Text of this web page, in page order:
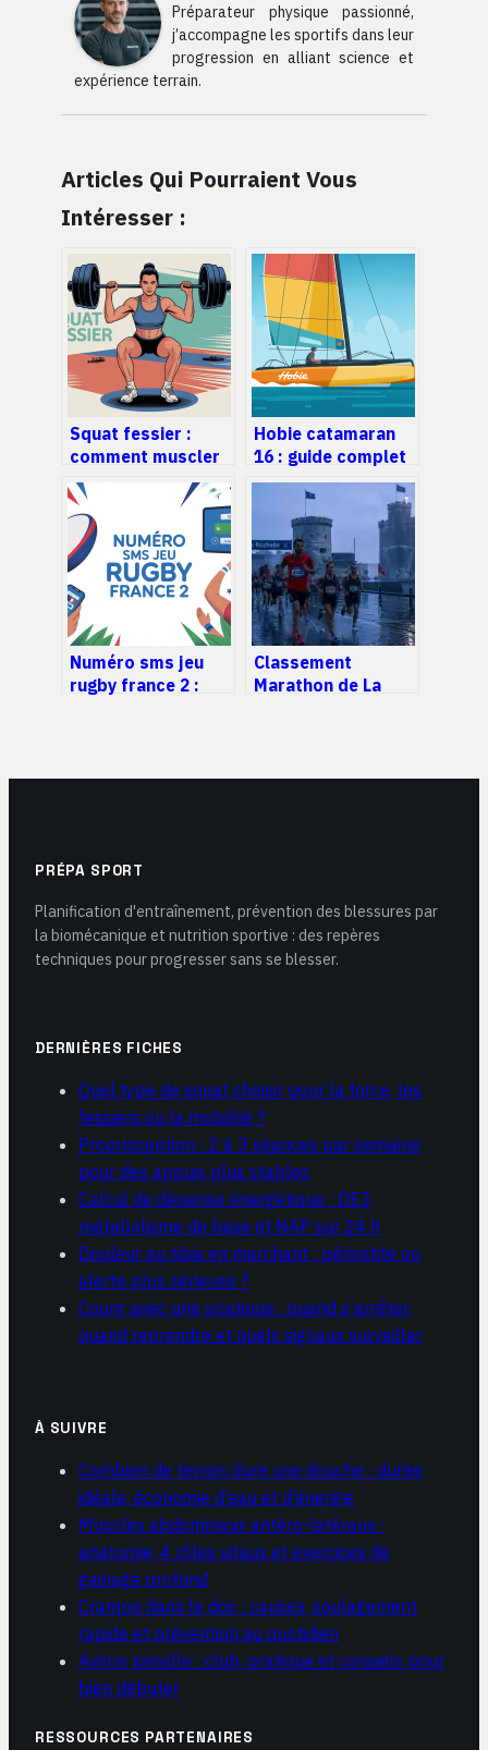
Préparateur physique passionné,
j’accompagne les sportifs dans leur
progression en alliant science et
expérience terrain.
Articles Qui Pourraient Vous
Intéresser :
Squat fessier :
comment muscler
vos fessiers
efficacement et
sans blessure
Hobie catamaran
16 : guide complet
pour bien choisir et
naviguer
Numéro sms jeu
rugby france 2 :
Classement
Marathon de La
PRÉPA SPORT
Planification d'entraînement, prévention des blessures par
la biomécanique et nutrition sportive : des repères
techniques pour progresser sans se blesser.
DERNIÈRES FICHES
Quel type de squat choisir pour la force, les
fessiers ou la mobilité ?
Proprioception : 2 à 3 séances par semaine
pour des appuis plus stables
Calcul de dépense énergétique : DEJ,
métabolisme de base et NAP sur 24 h
Douleur au tibia en marchant : périostite ou
alerte plus sérieuse ?
Courir avec une sciatique : quand s’arrêter,
quand reprendre et quels signaux surveiller
À SUIVRE
Combien de temps dure une douche : durée
idéale, économie d’eau et d’énergie
Muscles abdominaux antéro-latéraux :
anatomie, 4 rôles vitaux et exercices de
gainage profond
Crampe dans le dos : causes, soulagement
rapide et prévention au quotidien
Aviron joinville : club, pratique et conseils pour
bien débuter
RESSOURCES PARTENAIRES